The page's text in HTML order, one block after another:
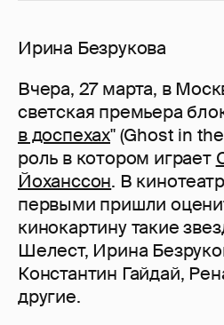
Ирина Безрукова
Вчера, 27 марта, в
светская премьера
в доспехах" (Ghost in
роль в котором играет
Йоханссон. В
первыми пришли
кинокартину такие
Шелест, Ирина
Константин Гайдай,
другие.